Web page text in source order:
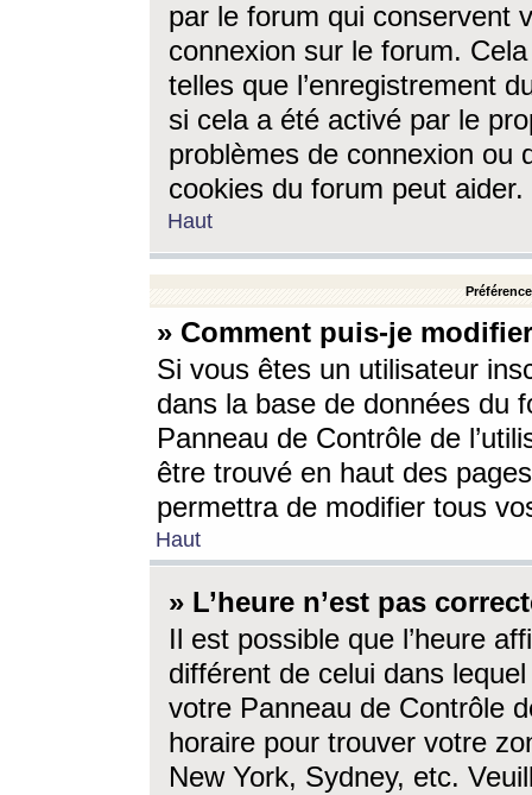
par le forum qui conservent
connexion sur le forum.
telles que l’enregistrement
si cela a été activé par le
problèmes de connexion ou
cookies du forum peut aider.
Haut
» Comment puis-je
Si vous êtes un utilisateur
dans la base de données du
Panneau de Contrôle de
être trouvé en haut des
permettra de modifier tous
Haut
» L’heure n’est pas
Il est possible que l’heure
différent de celui dans
votre Panneau de Contrôle
horaire pour trouver votre
New York, Sydney, etc.